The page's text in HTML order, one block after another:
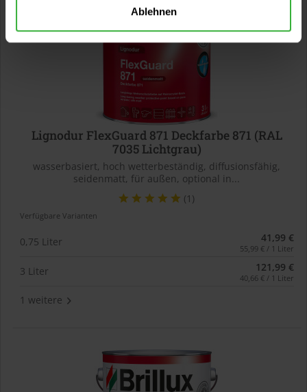
Ablehnen
Lignodur FlexGuard 871 Deckfarbe 871 (RAL
7035 Lichtgrau)
wasserbasiert, hoch wetterbeständig, diffusionsfähig,
seidenmatt, für außen, optional in...
(1)
Verfügbare Varianten
0,75 Liter 41,99 €
55,99 € / 1 Liter
3 Liter 121,99 €
40,66 € / 1 Liter
1 weitere